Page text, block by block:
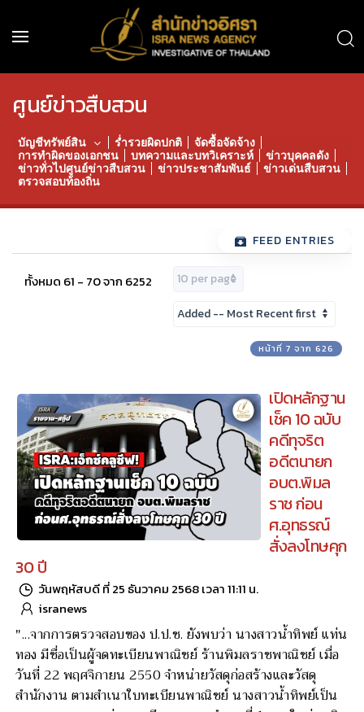
ศูนย์ข่าวสืบสวน
บัญชีทรัพย์สิน ร่ำรวยผิดปกติ
จัดซื้อจัดจ้าง
การทำผิดของเอกชน
บทความและบทวิเคราะห์
ข่าวบุคคลดัง
ข่าวทั่วไปศูนย์ข่าวสืบสวน
ข่าวประชาสัมพันธ์
ข่าวเด่นสืบสวน
ตรวจสอบท้องถิ่น
FEED ENTRIES
ทั้งหมด 61 - 70 จาก 6252
หน้าที่ 7 จาก 626
เปิดหลักฐาน
เช็ค 10 ฉบับ
คดีทุจริต
อดีตนายก
อบต.พิมล
ราช ก่อน
ศ.อุทธรณ์
สั่งลงโทษคุก
30 ปี
วันพฤหัสบดี ที่ 25 ธันวาคม 2568 เวลา 11:11 น.
isranews
"...จากการตรวจสอบของ ป.ป.ช. ยังพบว่า นางสาวน้ำทิพย์ แท่น
ทอง มีชื่อเป็นผู้จดทะเบียนพาณิชย์ ร้านพิมลราชพาณิชย์ เมื่อ
วันที่ 22 พฤศจิกายน 2550 จำหน่ายวัสดุก่อสร้างและวัสดุ
สำนักงาน ตามสำเนาใบทะเบียนพาณิชย์ นางสาวน้ำทิพย์เป็น